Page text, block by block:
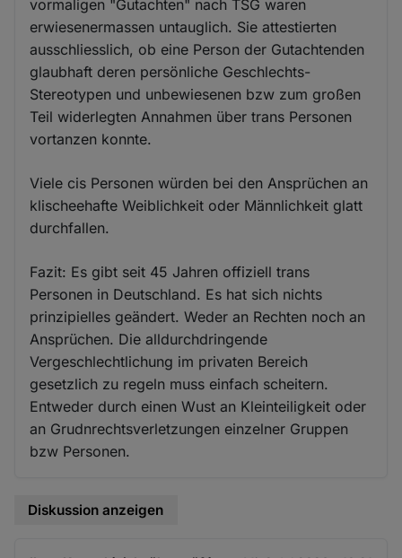
vormaligen "Gutachten" nach TSG waren
erwiesenermassen untauglich. Sie attestierten
ausschliesslich, ob eine Person der Gutachtenden
glaubhaft deren persönliche Geschlechts-
Stereotypen und unbewiesenen bzw zum großen
Teil widerlegten Annahmen über trans Personen
vortanzen konnte.
Viele cis Personen würden bei den Ansprüchen an
klischeehafte Weiblichkeit oder Männlichkeit glatt
durchfallen.
Fazit: Es gibt seit 45 Jahren offiziell trans
Personen in Deutschland. Es hat sich nichts
prinzipielles geändert. Weder an Rechten noch an
Ansprüchen. Die alldurchdringende
Vergeschlechtlichung im privaten Bereich
gesetzlich zu regeln muss einfach scheitern.
Entweder durch einen Wust an Kleinteiligkeit oder
an Grudnrechtsverletzungen einzelner Gruppen
bzw Personen.
Diskussion anzeigen